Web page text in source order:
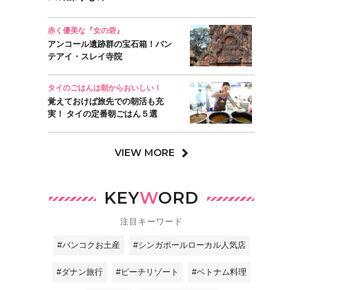
赤く優美な『女の砦』
アンコール遺跡群の宝石箱！バン
テアイ・スレイ寺院
タイのごはんは朝からおいしい！
覚えておけば旅先での朝活も充
実！ タイの定番朝ごはん５選
VIEW MORE
KEYWORD
注目キーワード
#バンコクお土産 #シンガポールローカル人気店
#ダナン旅行 #ビーチリゾート #ベトナム料理